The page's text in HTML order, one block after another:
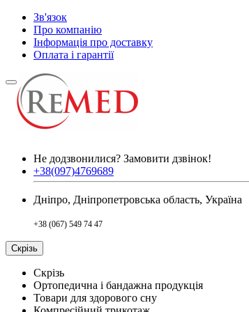
Зв'язок
Про компанію
Інформація про доставку
Оплата і гарантії
Не додзвонилися? Замовити дзвінок!
+38(097)4769689
Дніпро, Дніпропетровська область, Україна
+38 (067) 549 74 47
Скрізь
Скрізь
Ортопедична і бандажна продукція
Товари для здорового сну